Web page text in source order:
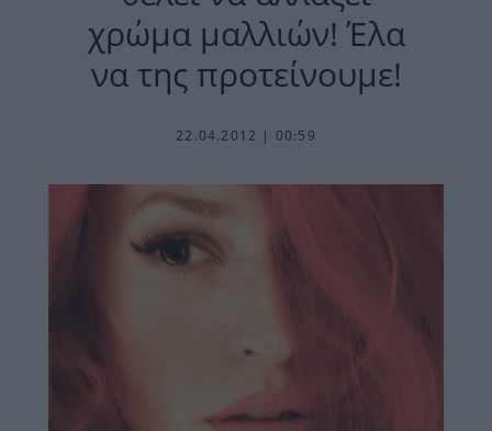
χρώμα μαλλιών! Έλα
να της προτείνουμε!
22.04.2012 | 00:59